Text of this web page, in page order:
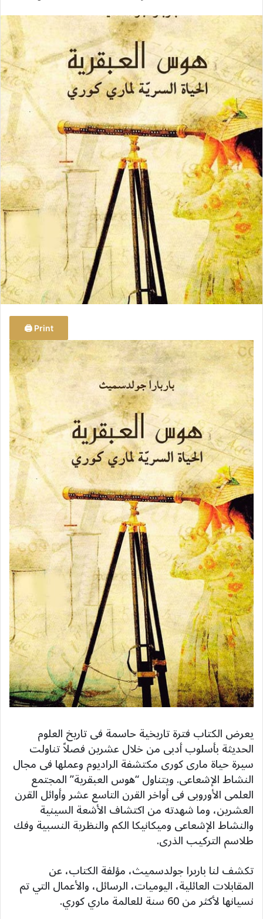
ر
ي
د
ا
إ
ل
ر
و
ن
ي
Print 🖨
يعرض الكتاب فترة تاريخية حاسمة فى تاريخ العلوم
الحديثة بأسلوب أدبى من خلال عشرين فصلاً تناولت
سيرة حياة مارى كورى مكتشفة الراديوم وعملها فى مجال
النشاط الإشعاعى. ويتناول “هوس العبقرية” المجتمع
العلمى الأوروبى فى أواخر القرن التاسع عشر وأوائل القرن
العشرين، وما شهدته من اكتشاف الأشعة السينية
والنشاط الإشعاعى وميكانيكا الكم والنظرية النسبية وفك
طلاسم التركيب الذرى.
تكشف لنا باربرا جولدسميث، مؤلفة الكتاب، عن
المقابلات العائلية، اليوميات، الرسائل، والأعمال التي تم
نسيانها لأكثر من 60 سنة للعالمة ماري كوري.